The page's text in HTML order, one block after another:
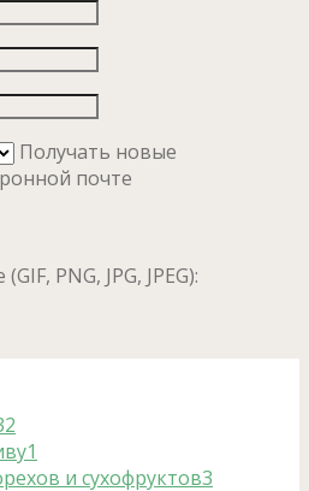
Получать новые
почте
PNG, JPG, JPEG):
1
и сухофруктов3